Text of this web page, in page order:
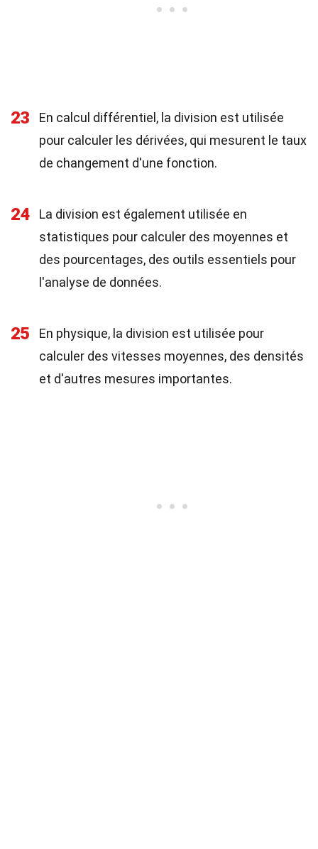
23
En calcul différentiel, la division est utilisée
pour calculer les dérivées, qui mesurent le taux
de changement d'une fonction.
24
La division est également utilisée en
statistiques pour calculer des moyennes et
des pourcentages, des outils essentiels pour
l'analyse de données.
25
En physique, la division est utilisée pour
calculer des vitesses moyennes, des densités
et d'autres mesures importantes.